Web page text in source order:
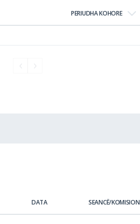
PERIUDHA KOHORE
DATA SEANCË/KOMISION